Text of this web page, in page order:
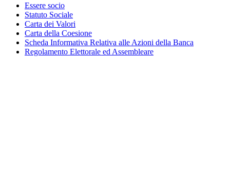
Essere socio
Statuto Sociale
Carta dei Valori
Carta della Coesione
Scheda Informativa Relativa alle Azioni della Banca
Regolamento Elettorale ed Assembleare